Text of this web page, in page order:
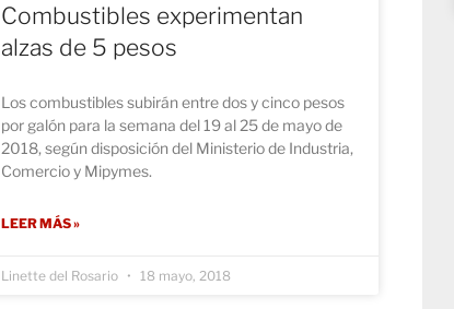
Combustibles experimentan
alzas de 5 pesos
Los combustibles subirán entre dos y cinco pesos
por galón para la semana del 19 al 25 de mayo de
2018, según disposición del Ministerio de Industria,
Comercio y Mipymes.
LEER MÁS »
Linette del Rosario 18 mayo, 2018